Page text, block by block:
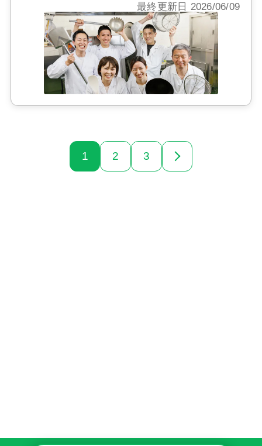
最終更新日 2026/06/09
1 2 3